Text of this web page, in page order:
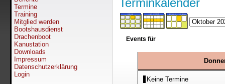
Termine
Training
Mitglied werden
Bootshausdienst
Drachenboot
Kanustation
Downloads
Impressum
Datenschutzerklärung
Login
Terminkalender
Events für
Keine Termine